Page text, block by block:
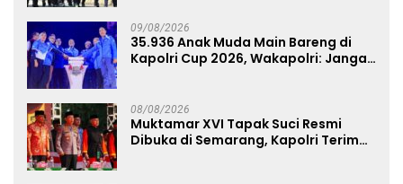
09/08/2026
35.936 Anak Muda Main Bareng di
Kapolri Cup 2026, Wakapolri: Jangan
08/08/2026
Muktamar XVI Tapak Suci Resmi
Dibuka di Semarang, Kapolri Terima